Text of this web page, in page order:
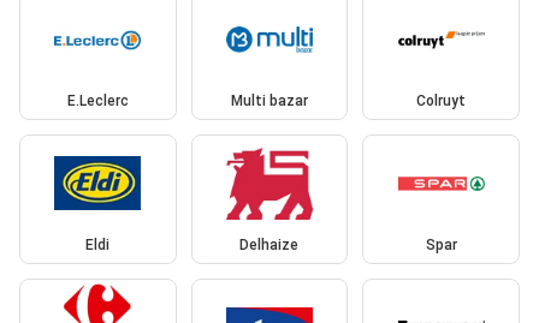
E.Leclerc Multi bazar Colruyt
Eldi Delhaize Spar